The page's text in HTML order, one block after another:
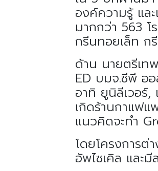
องค์ความรู้ แล
มากกว่า 563 โ
กรีนทอยเล็ท ก
ด้าน นายตรีเท
ED บมจ.ซีพี อ
อาทิ ยูนิลีเวอร์,
เกิดร้านกาแฟ
แนวคิดจะทำ
โดยโครงการต่
อัพไซเคิล และ